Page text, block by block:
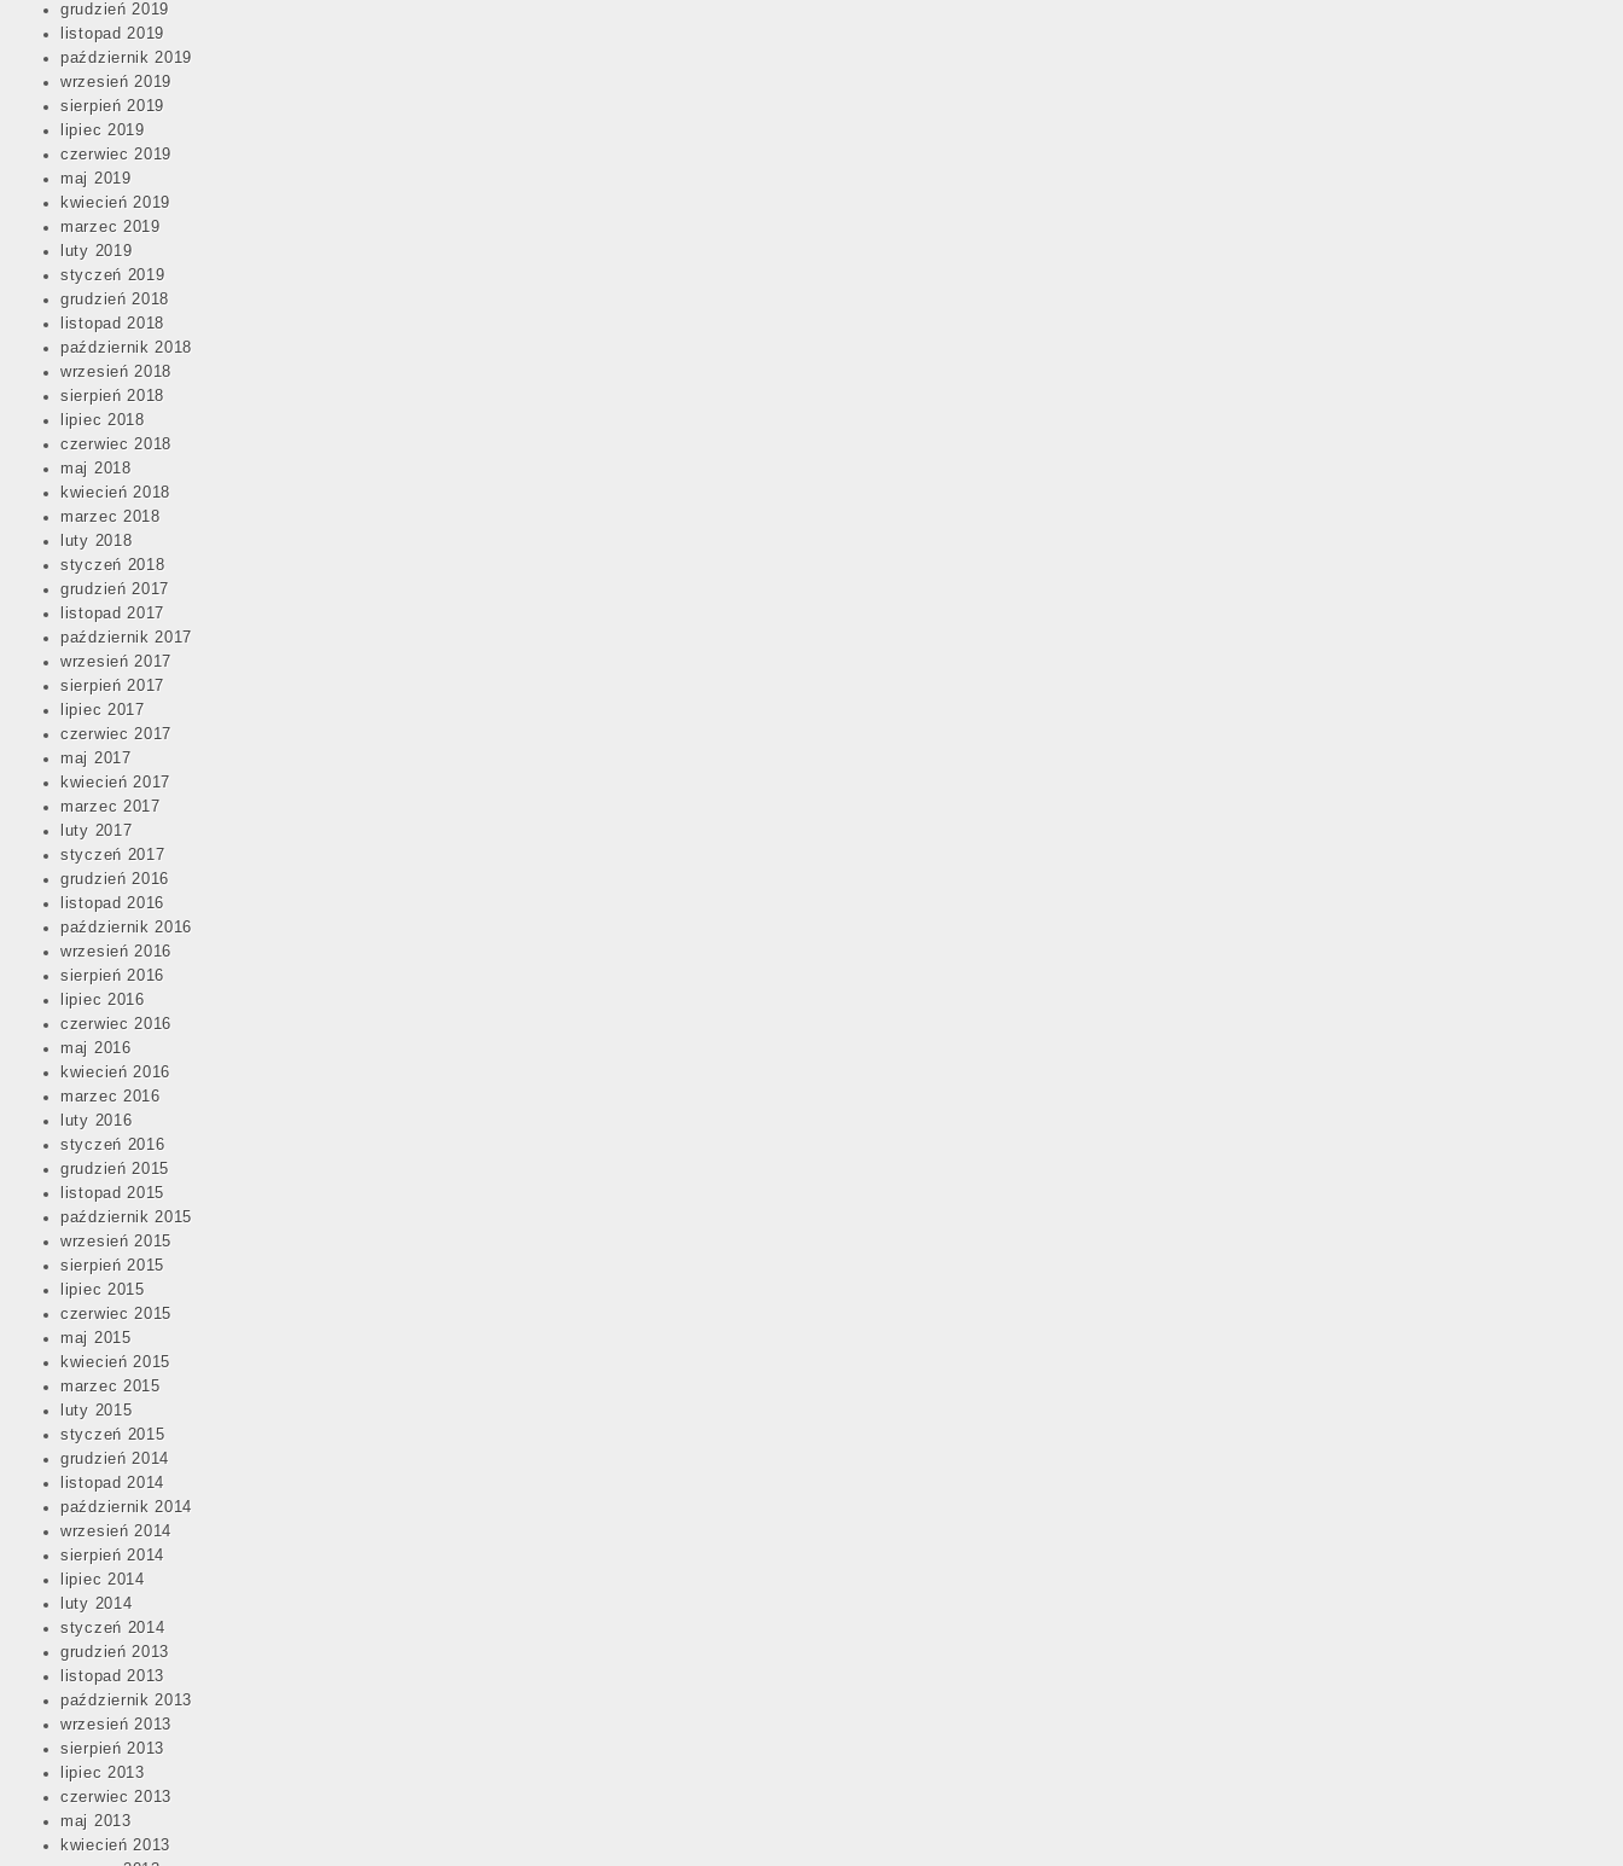
grudzień 2019
listopad 2019
październik 2019
wrzesień 2019
sierpień 2019
lipiec 2019
czerwiec 2019
maj 2019
kwiecień 2019
marzec 2019
luty 2019
styczeń 2019
grudzień 2018
listopad 2018
październik 2018
wrzesień 2018
sierpień 2018
lipiec 2018
czerwiec 2018
maj 2018
kwiecień 2018
marzec 2018
luty 2018
styczeń 2018
grudzień 2017
listopad 2017
październik 2017
wrzesień 2017
sierpień 2017
lipiec 2017
czerwiec 2017
maj 2017
kwiecień 2017
marzec 2017
luty 2017
styczeń 2017
grudzień 2016
listopad 2016
październik 2016
wrzesień 2016
sierpień 2016
lipiec 2016
czerwiec 2016
maj 2016
kwiecień 2016
marzec 2016
luty 2016
styczeń 2016
grudzień 2015
listopad 2015
październik 2015
wrzesień 2015
sierpień 2015
lipiec 2015
czerwiec 2015
maj 2015
kwiecień 2015
marzec 2015
luty 2015
styczeń 2015
grudzień 2014
listopad 2014
październik 2014
wrzesień 2014
sierpień 2014
lipiec 2014
luty 2014
styczeń 2014
grudzień 2013
listopad 2013
październik 2013
wrzesień 2013
sierpień 2013
lipiec 2013
czerwiec 2013
maj 2013
kwiecień 2013